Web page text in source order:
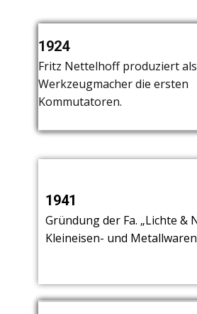
Gründung der Fa. „Menke
die drei Freunde Menke,
Nettelhoff.
19271932
Unternehmen.
Fritz Nettelhoff produziert als
Werkzeugmacher die ersten
Kommutatoren.
1924
1941
Gründung der Fa. „Lichte &
Kleineisen- und